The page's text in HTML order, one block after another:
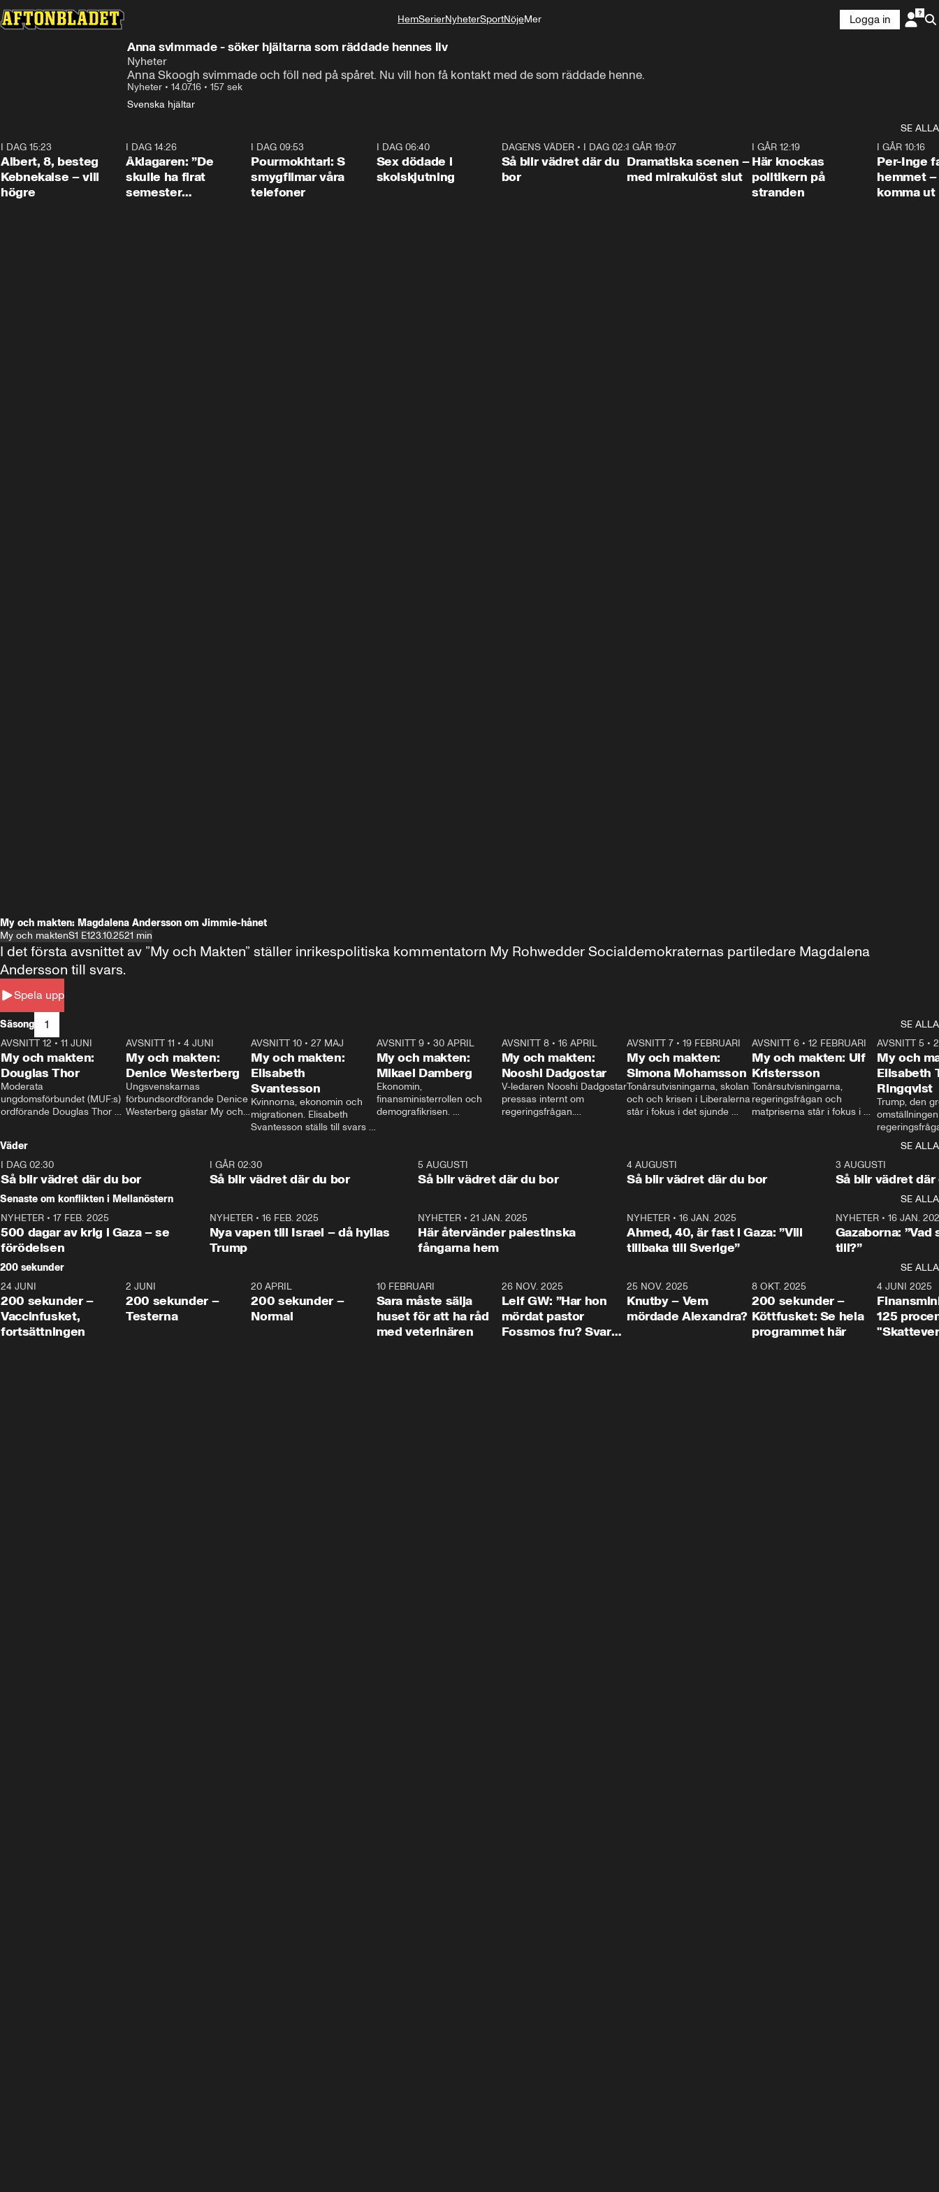
HemSerierNyheterSportNöjeMer
Logga in
Anna svimmade - söker hjältarna som räddade hennes liv
Nyheter
Anna Skoogh svimmade och föll ned på spåret. Nu vill hon få kontakt med de som räddade henne.
Nyheter • 14.07.16 • 157 sek
Svenska hjältar
SE ALLA
I DAG 15:23
Albert, 8, besteg
Kebnekaise – vill
högre
I DAG 14:26
Åklagaren: ”De
skulle ha firat
semester
I DAG 09:53
Pourmokhtari: S
smygfilmar våra
telefoner
I DAG 06:40
Sex dödade i
skolskjutning
1:06
DAGENS VÄDER• I DAG 02:30
Så blir vädret där du
bor
I GÅR 19:07
Dramatiska scenen –
med mirakulöst slut
I GÅR 12:19
Här knockas
politikern på
stranden
I GÅR 10:16
Per-Inge
hemmet
komma ut
My och makten: Magdalena Andersson om Jimmie-hånet
My och maktenS1 E123.10.2521 min
Spela upp
I det första avsnittet av ”My och Makten” ställer inrikespolitiska kommentatorn My Rohwedder Socialdemokraternas partiledare Magdalena
Andersson till svars.
Säsong 1
SE ALLA
26:27
AVSNITT 12 • 11 JUNI
My och makten:
Douglas Thor
Moderata
ungdomsförbundet (MUF:s)
ordförande Douglas Thor
tonårsutvisningarna och hur
Moderaterna ska locka
väljare till valet i höst.
23:40
AVSNITT 11 •4 JUNI
My och makten:
Denice Westerberg
Ungsvenskarnas
förbundsordförande Denice
Westerberg gästar My och
AVSNITT 10 •27 MAJ
My och makten:
Elisabeth
Svantesson
Kvinnorna, ekonomin och
migrationen. Elisabeth
Svantesson ställs till svars
AVSNITT 9• 30 APRIL
My och makten:
Mikael Damberg
Ekonomin,
finansministerrollen och
demografikrisen.
och Makten.
AVSNITT 8• 16 APRIL
My och makten:
Nooshi Dadgostar
V-ledaren Nooshi Dadgostar
pressas internt om
regeringsfrågan.
– Vi ställer upp i val. Ska vi
vara med så sitter vi förstås
24:30
AVSNITT 7• 19 FEBRUARI
My och makten:
Simona Mohamsson
Tonårsutvisningarna, skolan
och och krisen i Liberalerna
står i fokus i det sjunde
kommentator My
Rohwedder ställer
utbildnings- och
Mohamsson till svars.
27:30
AVSNITT 6 •12 FEBRUARI
My och makten: Ulf
Kristersson
Tonårsutvisningarna,
regeringsfrågan och
matpriserna står i fokus i
Rohwedder ställer
statsminister Ulf Kristersson
AVSNITT 5 •
My och
Elisabeth
Ringqvist
Trump, den
centrum i
avsnittet av
Makten”. Se
Aftonbladets
Rohwedder
Thand Ring
Väder
SE ALLA
I DAG 02:30
Så blir vädret där du bor
1:06
I GÅR 02:30
Så blir vädret där du bor
5 AUGUSTI
Så blir vädret där du bor
4 AUGUSTI
Så blir vädret där du bor
3 AUGUSTI
Så blir vädret där
Senaste om konflikten i Mellanöstern
SE ALLA
NYHETER • 17 FEB. 2025
500 dagar av krig i Gaza – se
förödelsen
NYHETER• 16 FEB. 2025
Nya vapen till Israel – då hyllas
Trump
NYHETER •21 JAN. 2025
Här återvänder palestinska
fångarna hem
NYHETER• 16 JAN. 2025
Ahmed, 40, är fast i Gaza: ”Vill
tillbaka till Sverige”
NYHETER• 16 JAN.
Gazaborna:
till?”
200 sekunder
SE ALLA
5:00
24 JUNI
200 sekunder –
Vaccinfusket,
fortsättningen
4:23
2 JUNI
200 sekunder –
Testerna
20 APRIL
200 sekunder –
Normal
10 FEBRUARI
Sara måste sälja
huset för att ha råd
med veterinären
26 NOV. 2025
Leif GW: ”Har hon
mördat pastor
Fossmos fru? Svar
31:05
25 NOV. 2025
Knutby – Vem
mördade Alexandra?
4:29
8 OKT. 2025
200 sekunder –
Köttfusket: Se hela
programmet här
4 JUNI 2025
125